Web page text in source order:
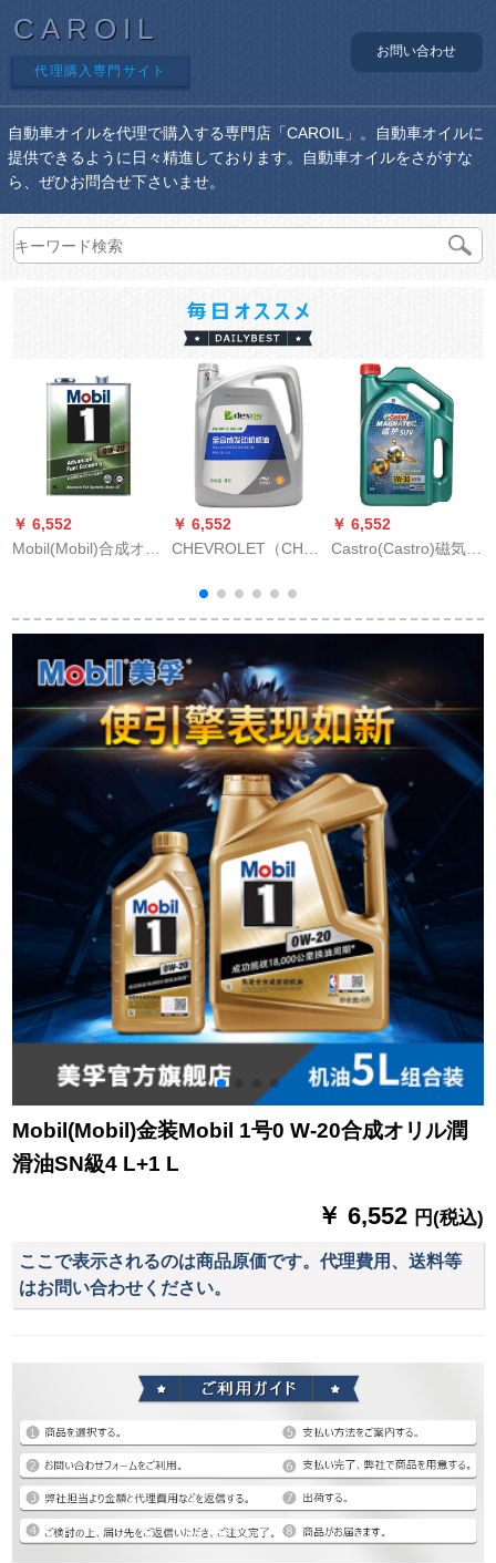
CAROIL
代理購入専門サイト
お問い合わせ
自動車オイルを代理で購入する専門店「CAROIL」。自動車オイルに
提供できるように日々精進しております。自動車オイルをさがすな
ら、ぜひお問合せ下さいませ。
￥ 6,552
Mobil(Mobil)合成オル
塔克
￥ 6,552
CHEVROLET（CHEVROLET）
オリベルSN/GF-5級5
W-30 4 Lローダー/コ
適用
￥ 6,552
Castro(Castro)磁気保
動車用品
Mobil(Mobil)金装Mobil 1号0 W-20合成オリル潤
滑油SN級4 L+1 L
￥ 6,552 円(税込)
ここで表示されるのは商品原価です。代理費用、送料等
はお問い合わせください。